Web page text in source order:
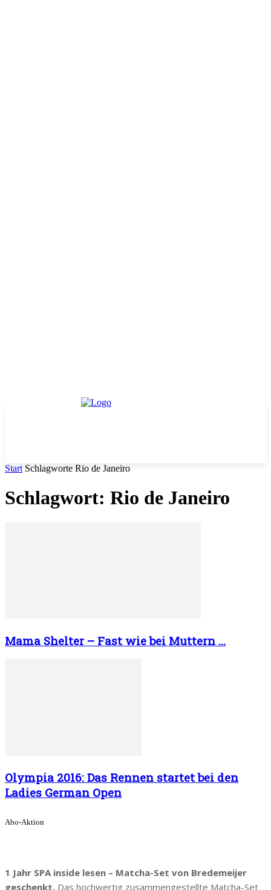
Start Schlagworte Rio de Janeiro
Schlagwort: Rio de Janeiro
Mama Shelter – Fast wie bei Muttern …
Olympia 2016: Das Rennen startet bei den
Ladies German Open
Abo-Aktion
1 Jahr SPA inside lesen – Matcha-Set von Bredemeijer
geschenkt. Das hochwertig zusammengestellte Matcha-Set